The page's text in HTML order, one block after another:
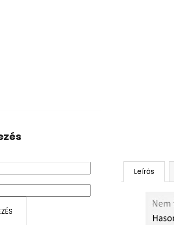
Leírás